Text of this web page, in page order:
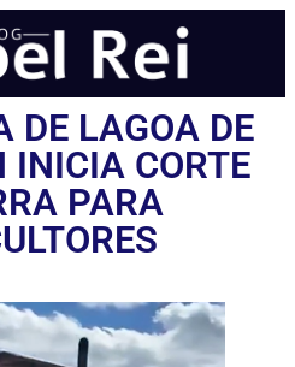
DE LAGOA DE
INICIA CORTE
PARA